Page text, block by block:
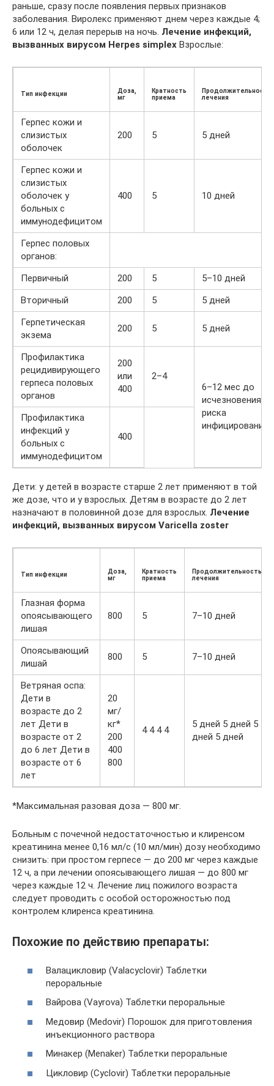
раньше, сразу после появления первых признаков
заболевания. Виролекс применяют днем через каждые 4;
6 или 12 ч, делая перерыв на ночь. Лечение инфекций,
вызванных вирусом Herpes simplex Взрослые:
Тип инфекции
Доза,
мг
Кратность
приема
Продолжительность
лечения
Герпес кожи и
слизистых
оболочек
200 5 5 дней
Герпес кожи и
слизистых
оболочек у
больных с
иммунодефицитом
400 5 10 дней
Герпес половых
органов:
Первичный
200 5
5–10 дней
Вторичный
200 5
5 дней
Герпетическая
экзема
200 5 5 дней
Профилактика
рецидивирующего
герпеса половых
органов
200
или
400
2–4
6–12 мес до
исчезновения
риска
инфицирования
Профилактика
инфекций у
больных с
иммунодефицитом
400
Дети: у детей в возрасте старше 2 лет применяют в той
же дозе, что и у взрослых. Детям в возрасте до 2 лет
назначают в половинной дозе для взрослых. Лечение
инфекций, вызванных вирусом Varicella zoster
Тип инфекции
Доза,
мг
Кратность
приема
Продолжительность
лечения
Глазная форма
опоясывающего
лишая
800 5 7–10 дней
Опоясывающий
лишай
800 5 7–10 дней
Ветряная оспа:
Дети в
возрасте до 2
лет Дети в
возрасте от 2
до 6 лет Дети в
возрасте от 6
лет
20
мг/
кг*
200
400
800
4 4 4 4
5 дней 5 дней 5
дней 5 дней
*Максимальная разовая доза — 800 мг.
Больным с почечной недостаточностью и клиренсом
креатинина менее 0,16 мл/с (10 мл/мин) дозу необходимо
снизить: при простом герпесе — до 200 мг через каждые
12 ч, а при лечении опоясывающего лишая — до 800 мг
через каждые 12 ч. Лечение лиц пожилого возраста
следует проводить с особой осторожностью под
контролем клиренса креатинина.
Похожие по действию препараты:
Валацикловир (Valacyclovir) Таблетки
пероральные
Вайрова (Vayrova) Таблетки пероральные
Медовир (Medovir) Порошок для приготовления
инъекционного раствора
Минакер (Menaker) Таблетки пероральные
Цикловир (Cyclovir) Таблетки пероральные